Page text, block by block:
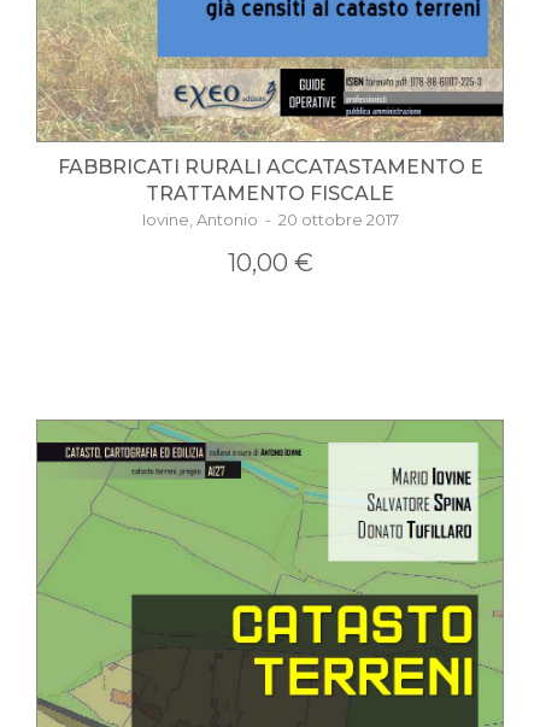
FABBRICATI RURALI ACCATASTAMENTO E
TRATTAMENTO FISCALE
Iovine, Antonio - 20 ottobre 2017
10,00 €